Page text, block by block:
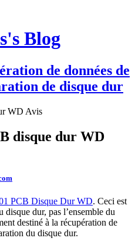
Blog
de données de
de disque dur
WD Avis
disque dur WD
PCB Disque Dur WD. Ceci est
dur, pas l’ensemble du
destiné à la récupération de
du disque dur.